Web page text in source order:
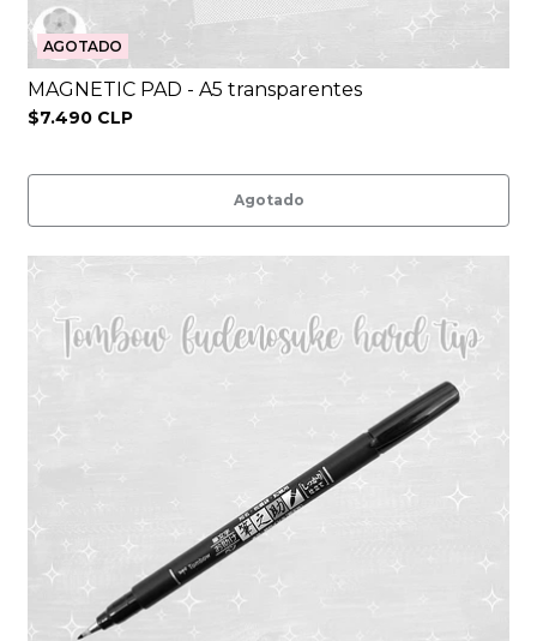
AGOTADO
MAGNETIC PAD - A5 transparentes
$7.490 CLP
Agotado